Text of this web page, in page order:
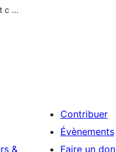
c …
&
Contribuer
Évènements
Faire un don